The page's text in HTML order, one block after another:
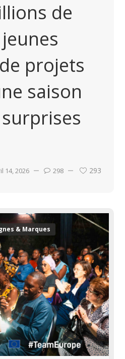
de
jeunes
projets
saison
14, 2026 298 293
& Marques